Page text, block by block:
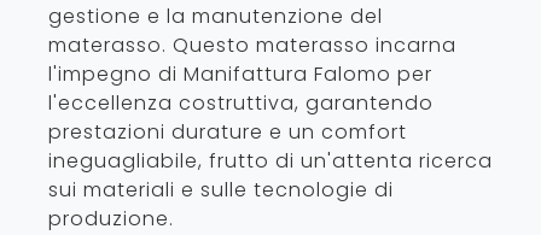
gestione e la manutenzione del
materasso. Questo materasso incarna
l'impegno di Manifattura Falomo per
l'eccellenza costruttiva, garantendo
prestazioni durature e un comfort
ineguagliabile, frutto di un'attenta ricerca
sui materiali e sulle tecnologie di
produzione.